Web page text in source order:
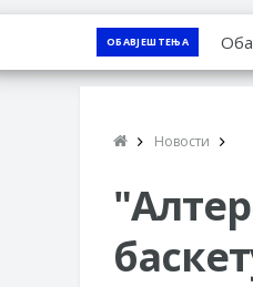
ОБАВЈЕШТЕЊА
Новости